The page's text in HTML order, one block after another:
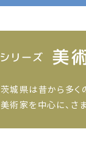
茨城県は昔から多く
美術家を中心に、さ